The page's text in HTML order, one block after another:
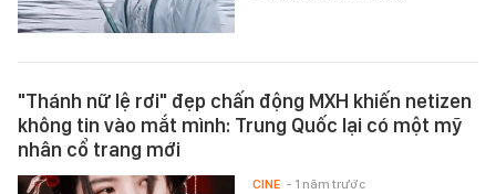
"Thánh nữ lệ rơi" đẹp chấn động MXH khiến netizen
không tin vào mắt mình: Trung Quốc lại có một mỹ
nhân cổ trang mới
CINE - 1 năm trước